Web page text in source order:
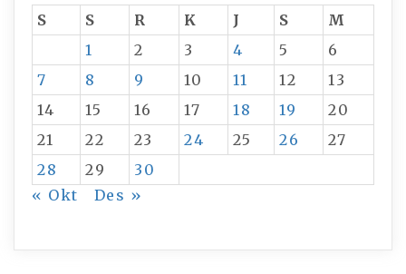
S
S R K J S
M
1
2 3 4 5
6
7
8 9 10 11 12
13
14
15 16 17 18 19
20
21
22 23 24 25 26
27
28
29
30
« Okt
Des »